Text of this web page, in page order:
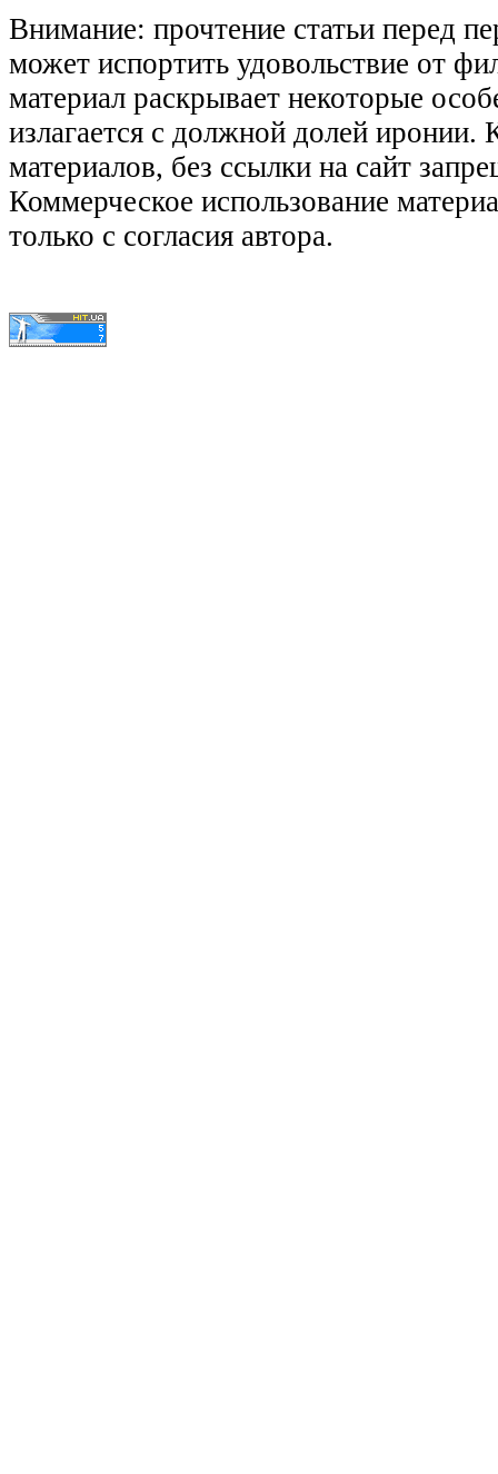
Внимание: прочтение статьи перед
может испортить удовольствие от
материал раскрывает некоторые
излагается с должной долей иронии.
материалов, без ссылки на сайт
Коммерческое использование
только с согласия автора.